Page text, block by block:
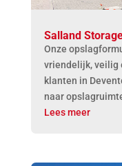
Salland
Onze
vriendelijk, veilig
klanten in
naar
Lees meer